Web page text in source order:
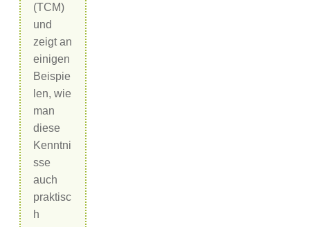
(TCM)
und
zeigt an
einigen
Beispie
len, wie
man
diese
Kenntni
sse
auch
praktisc
h